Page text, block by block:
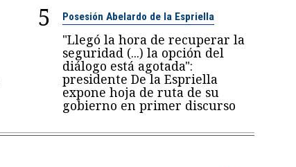
5 Posesión Abelardo de la Espriella
"Llegó la hora de recuperar la
seguridad (...) la opción del
diálogo está agotada":
presidente De la Espriella
expone hoja de ruta de su
gobierno en primer discurso